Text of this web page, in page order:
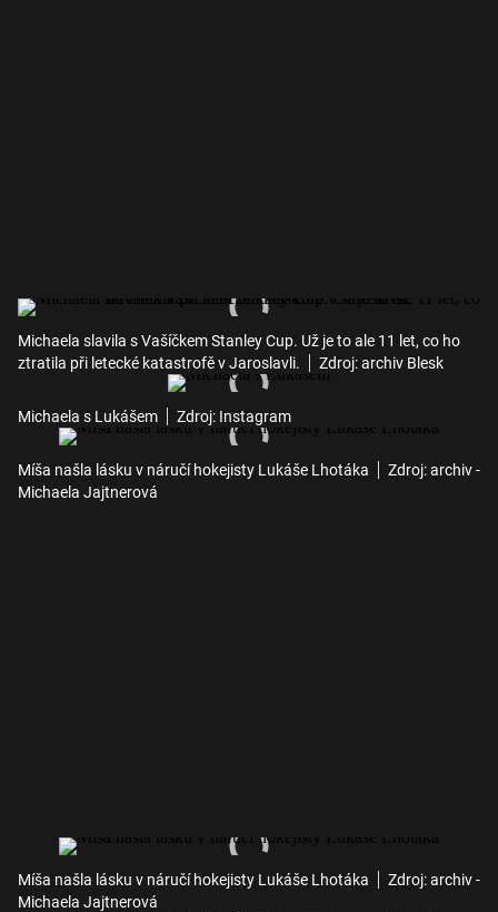
Michaela slavila s Vašíčkem Stanley Cup. Už je to ale 11 let, co ho
ztratila při letecké katastrofě v Jaroslavli.
Zdroj: archiv Blesk
Michaela s Lukášem Zdroj: Instagram
Míša našla lásku v náručí hokejisty Lukáše Lhotáka
Zdroj: archiv -
Michaela Jajtnerová
Míša našla lásku v náručí hokejisty Lukáše Lhotáka
Zdroj: archiv -
Michaela Jajtnerová